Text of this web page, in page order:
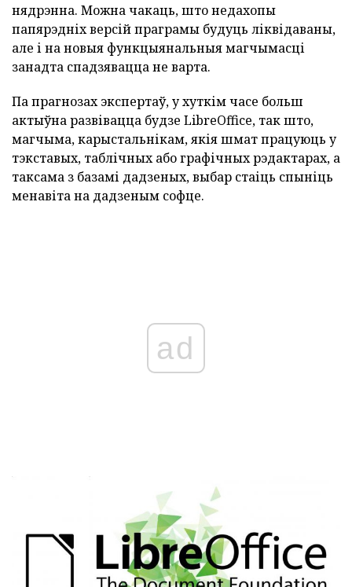
нядрэнна. Можна чакаць, што недахопы
папярэдніх версій праграмы будуць ліквідаваны,
але і на новыя функцыянальныя магчымасці
занадта спадзявацца не варта.
Па прагнозах экспертаў, у хуткім часе больш
актыўна развівацца будзе LibreOffice, так што,
магчыма, карыстальнікам, якія шмат працуюць у
тэкставых, таблічных або графічных рэдактарах, а
таксама з базамі дадзеных, выбар стаіць спыніць
менавіта на дадзеным софце.
ad